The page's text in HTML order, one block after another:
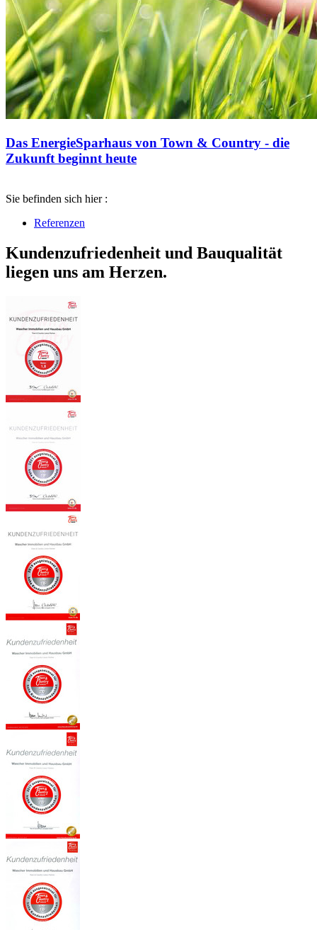
Das EnergieSparhaus von Town & Country - die
Zukunft beginnt heute
Sie befinden sich hier :
Referenzen
Kundenzufriedenheit und Bauqualität
liegen uns am Herzen.